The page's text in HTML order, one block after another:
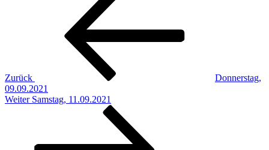
Zurück
Donnerstag,
09.09.2021
Nächster
Weiter Samstag, 11.09.2021